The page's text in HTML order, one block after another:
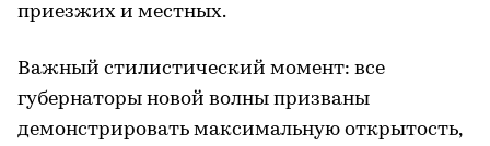
приезжих и местных.
Важный стилистический момент: все
губернаторы новой волны призваны
демонстрировать максимальную открытость,